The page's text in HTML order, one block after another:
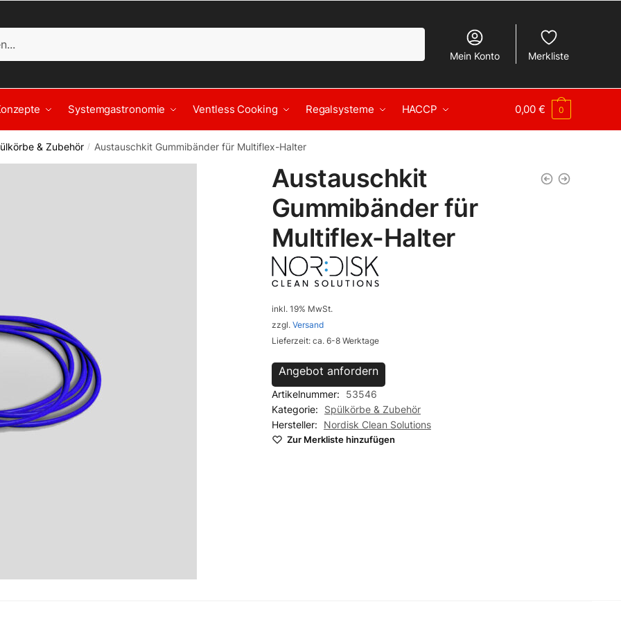
Mein Konto Merkliste
Systemgastronomie Ventless Cooking Regalsysteme HACCP 0,00€ 0
& Zubehör / Austauschkit Gummibänder für Multiflex-Halter
Austauschkit
Gummibänder für
Multiflex-Halter
inkl. 19% MwSt.
zzgl. Versand
Lieferzeit: ca. 6-8 Werktage
Angebot anfordern
Artikelnummer:
53546
Kategorie:
Spülkörbe & Zubehör
Hersteller:
Nordisk Clean Solutions
Zur Merkliste hinzufügen